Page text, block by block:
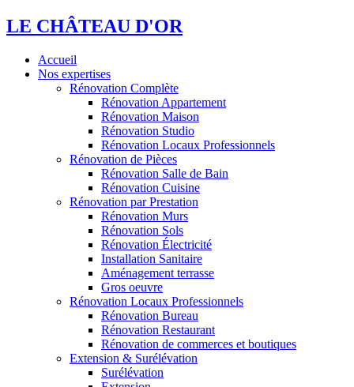
LE CHÂTEAU D'OR
Accueil
Nos expertises
Rénovation Complète
Rénovation Appartement
Rénovation Maison
Rénovation Studio
Rénovation Locaux Professionnels
Rénovation de Pièces
Rénovation Salle de Bain
Rénovation Cuisine
Rénovation par Prestation
Rénovation Murs
Rénovation Sols
Rénovation Électricité
Installation Sanitaire
Aménagement terrasse
Gros oeuvre
Rénovation Locaux Professionnels
Rénovation Bureau
Rénovation Restaurant
Rénovation de commerces et boutiques
Extension & Surélévation
Surélévation